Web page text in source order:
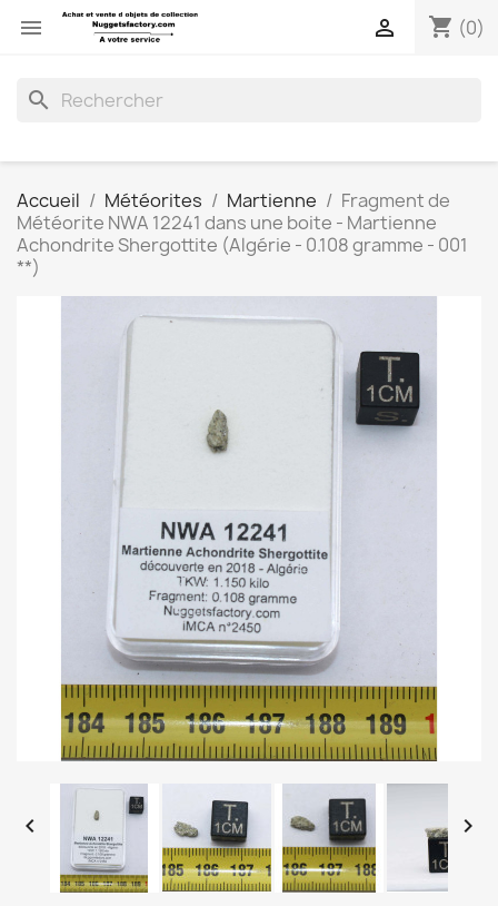
 shopping_cart (0)

search
Accueil Météorites Martienne
Fragment de
Météorite NWA 12241 dans une boite - Martienne
Achondrite Shergottite (Algérie - 0.108 gramme - 001
**)
 